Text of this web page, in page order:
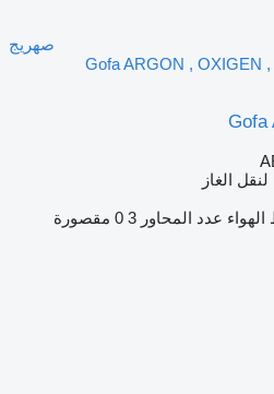
صهريج
Gofa
الغاز
عدد المحاور 3 0 مقصورة